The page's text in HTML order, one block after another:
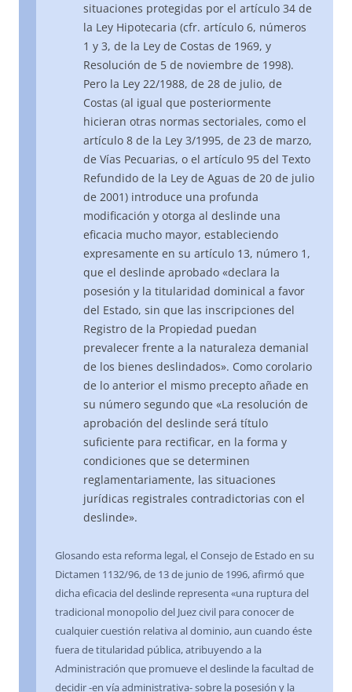
situaciones protegidas por el artículo 34 de
la Ley Hipotecaria (cfr. artículo 6, números
1 y 3, de la Ley de Costas de 1969, y
Resolución de 5 de noviembre de 1998).
Pero la Ley 22/1988, de 28 de julio, de
Costas (al igual que posteriormente
hicieran otras normas sectoriales, como el
artículo 8 de la Ley 3/1995, de 23 de marzo,
de Vías Pecuarias, o el artículo 95 del Texto
Refundido de la Ley de Aguas de 20 de julio
de 2001) introduce una profunda
modificación y otorga al deslinde una
eficacia mucho mayor, estableciendo
expresamente en su artículo 13, número 1,
que el deslinde aprobado «declara la
posesión y la titularidad dominical a favor
del Estado, sin que las inscripciones del
Registro de la Propiedad puedan
prevalecer frente a la naturaleza demanial
de los bienes deslindados». Como corolario
de lo anterior el mismo precepto añade en
su número segundo que «La resolución de
aprobación del deslinde será título
suficiente para rectificar, en la forma y
condiciones que se determinen
reglamentariamente, las situaciones
jurídicas registrales contradictorias con el
deslinde».
Glosando esta reforma legal, el Consejo de Estado en su
Dictamen 1132/96, de 13 de junio de 1996, afirmó que
dicha eficacia del deslinde representa «una ruptura del
tradicional monopolio del Juez civil para conocer de
cualquier cuestión relativa al dominio, aun cuando éste
fuera de titularidad pública, atribuyendo a la
Administración que promueve el deslinde la facultad de
decidir -en vía administrativa- sobre la posesión y la